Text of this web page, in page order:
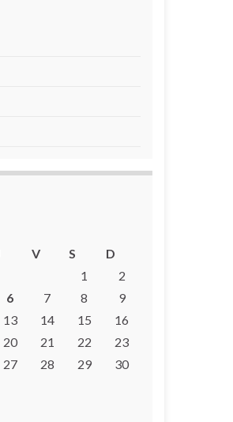
V S D
1
2
6 7 8
9
13 14 15
16
20 21 22
23
27 28 29
30